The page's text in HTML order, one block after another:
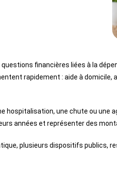
financières liées à la
rapidement : aide à domicile,
une chute ou une
années et représenter des
plusieurs dispositifs publics,